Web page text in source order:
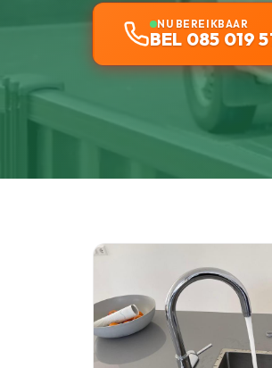
NU BEREIKBAAR
BEL 085 019